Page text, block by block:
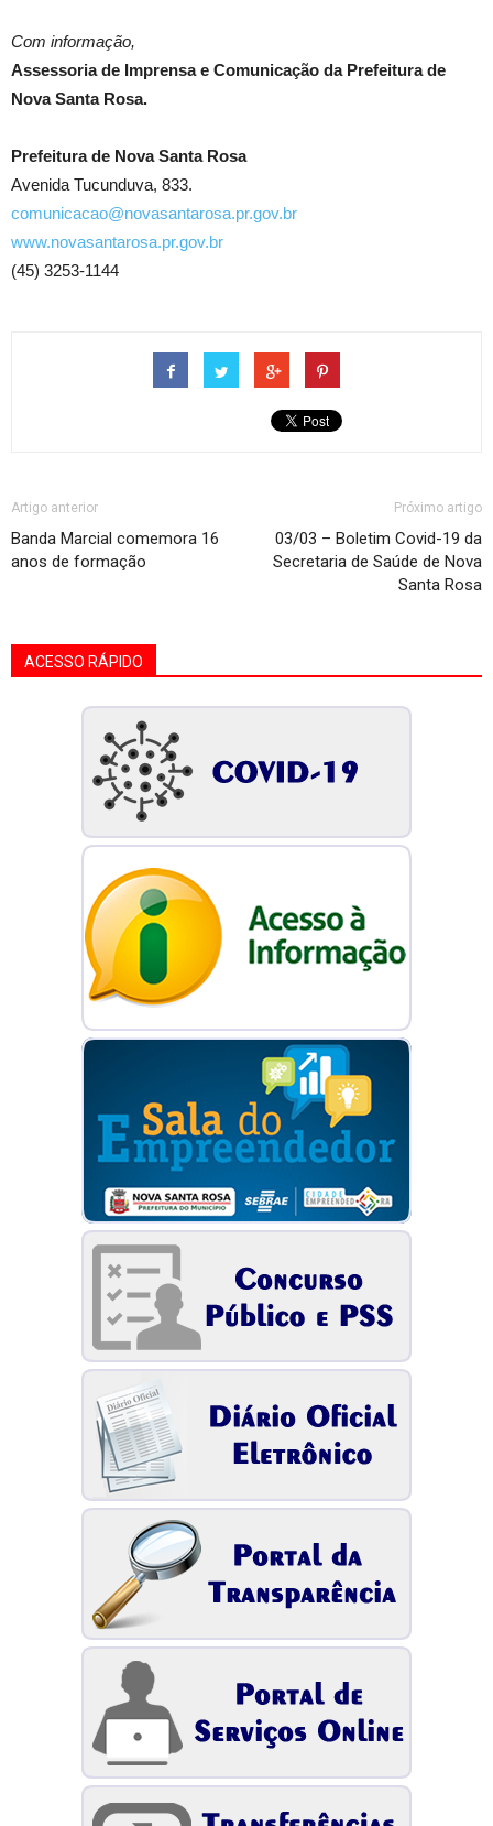
Com informação,
Assessoria de Imprensa e Comunicação da Prefeitura de
Nova Santa Rosa.
Prefeitura de Nova Santa Rosa
Avenida Tucunduva, 833.
comunicacao@novasantarosa.pr.gov.br
www.novasantarosa.pr.gov.br
(45) 3253-1144
Artigo anterior
Banda Marcial comemora 16
anos de formação
Próximo artigo
03/03 – Boletim Covid-19 da
Secretaria de Saúde de Nova
Santa Rosa
ACESSO RÁPIDO